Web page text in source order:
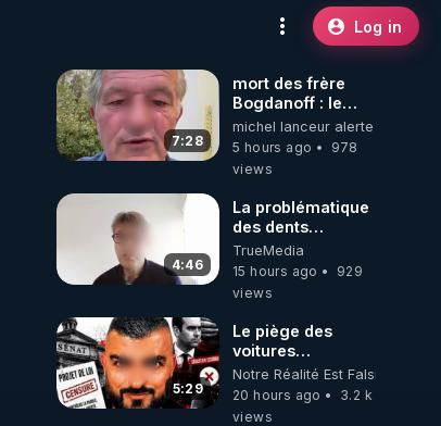
Log in
7:28
mort des frère
Bogdanoff : le
mensonge d état
michel lanceur alerte
5 hours ago
978
views
4:46
La problématique
des dents
dévitalisées et
des implants
TrueMedia
15 hours ago
929
views
5:29
Le piège des
voitures
électriques se
referme sur les
usagers !
Notre Réalité Est Falsifiée Et
20 hours ago
3.2 k
views